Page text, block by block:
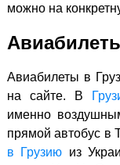
можно на
Авиабилеты в
на сайте. В
именно
прямой автобус в
в Грузию из